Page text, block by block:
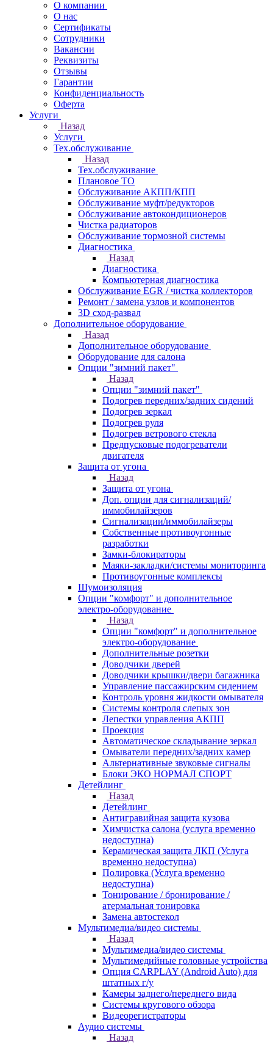
О компании
О нас
Сертификаты
Сотрудники
Вакансии
Реквизиты
Отзывы
Гарантии
Конфиденциальность
Оферта
Услуги
Назад
Услуги
Тех.обслуживание
Назад
Тех.обслуживание
Плановое ТО
Обслуживание АКПП/КПП
Обслуживание муфт/редукторов
Обслуживание автокондиционеров
Чистка радиаторов
Обслуживание тормозной системы
Диагностика
Назад
Диагностика
Компьютерная диагностика
Обслуживание EGR / чистка коллекторов
Ремонт / замена узлов и компонентов
3D сход-развал
Дополнительное оборудование
Назад
Дополнительное оборудование
Оборудование для салона
Опции "зимний пакет"
Назад
Опции "зимний пакет"
Подогрев передних/задних сидений
Подогрев зеркал
Подогрев руля
Подогрев ветрового стекла
Предпусковые подогреватели
двигателя
Защита от угона
Назад
Защита от угона
Доп. опции для сигнализаций/
иммобилайзеров
Сигнализации/иммобилайзеры
Собственные противоугонные
разработки
Замки-блокираторы
Маяки-закладки/системы мониторинга
Противоугонные комплексы
Шумоизоляция
Опции "комфорт" и дополнительное
электро-оборудование
Назад
Опции "комфорт" и дополнительное
электро-оборудование
Дополнительные розетки
Доводчики дверей
Доводчики крышки/двери багажника
Управление пассажирским сидением
Контроль уровня жидкости омывателя
Системы контроля слепых зон
Лепестки управления АКПП
Проекция
Автоматическое складывание зеркал
Омыватели передних/задних камер
Альтернативные звуковые сигналы
Блоки ЭКО НОРМАЛ СПОРТ
Детейлинг
Назад
Детейлинг
Антигравийная защита кузова
Химчистка салона (услуга временно
недоступна)
Керамическая защита ЛКП (Услуга
временно недоступна)
Полировка (Услуга временно
недоступна)
Тонирование / бронирование /
атермальная тонировка
Замена автостекол
Мультимедиа/видео системы
Назад
Мультимедиа/видео системы
Мультимедийные головные устройства
Опция CARPLAY (Android Auto) для
штатных г/у
Камеры заднего/переднего вида
Системы кругового обзора
Видеорегистраторы
Аудио системы
Назад